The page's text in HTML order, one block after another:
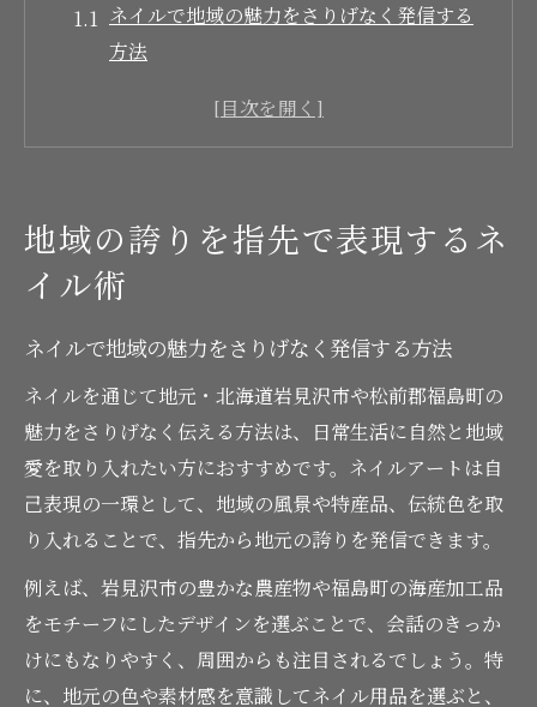
ネイルで地域の魅力をさりげなく発信する
方法
ネイル用品で地元愛を表現するポイントを
解説
ント
農産物と海産の魅力をネイルで楽しむ方法
農産物の色味や質感をネイルアートに取り
入れる
ネイルで味わう福島町の海産品の魅力と表
現法
ネイル用品選びで特産品らしさを演出する
秘訣
地域の食の豊かさを指先で楽しむネイルテ
地域の誇りを指先で表現するネ
イル術
ネイルで地域の魅力をさりげなく発信する方法
ネイルを通じて地元・北海道岩見沢市や松前郡福島町の
魅力をさりげなく伝える方法は、日常生活に自然と地域
愛を取り入れたい方におすすめです。ネイルアートは自
己表現の一環として、地域の風景や特産品、伝統色を取
り入れることで、指先から地元の誇りを発信できます。
例えば、岩見沢市の豊かな農産物や福島町の海産加工品
をモチーフにしたデザインを選ぶことで、会話のきっか
けにもなりやすく、周囲からも注目されるでしょう。特
に、地元の色や素材感を意識してネイル用品を選ぶと、